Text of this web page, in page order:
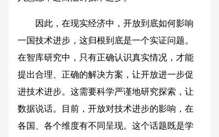
因此，在现实经济中，开放到底如何影响
一国技术进步，这归根到底是一个实证问题。
在智库研究中，只有正确认识真实情况，才能
提出合理、正确的解决方案，让开放进一步促
进技术进步。这需要科学严谨地研究探索，让
数据说话。目前，开放对技术进步的影响，在
各国、各个维度有不同呈现。这个话题既是学